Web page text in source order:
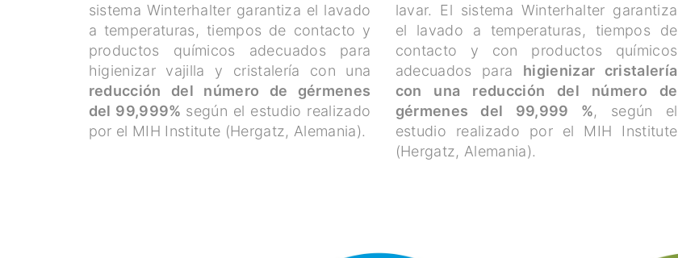
sistema Winterhalter garantiza el lavado
a temperaturas, tiempos de contacto y
productos químicos adecuados para
higienizar vajilla y cristalería con una
reducción del número de gérmenes
del 99,999% según el estudio realizado
por el MIH Institute (Hergatz, Alemania).
lavar. El sistema Winterhalter garantiza
el lavado a temperaturas, tiempos de
contacto y con productos químicos
adecuados para higienizar cristalería
con una reducción del número de
gérmenes del 99,999 %, según el
estudio realizado por el MIH Institute
(Hergatz, Alemania).